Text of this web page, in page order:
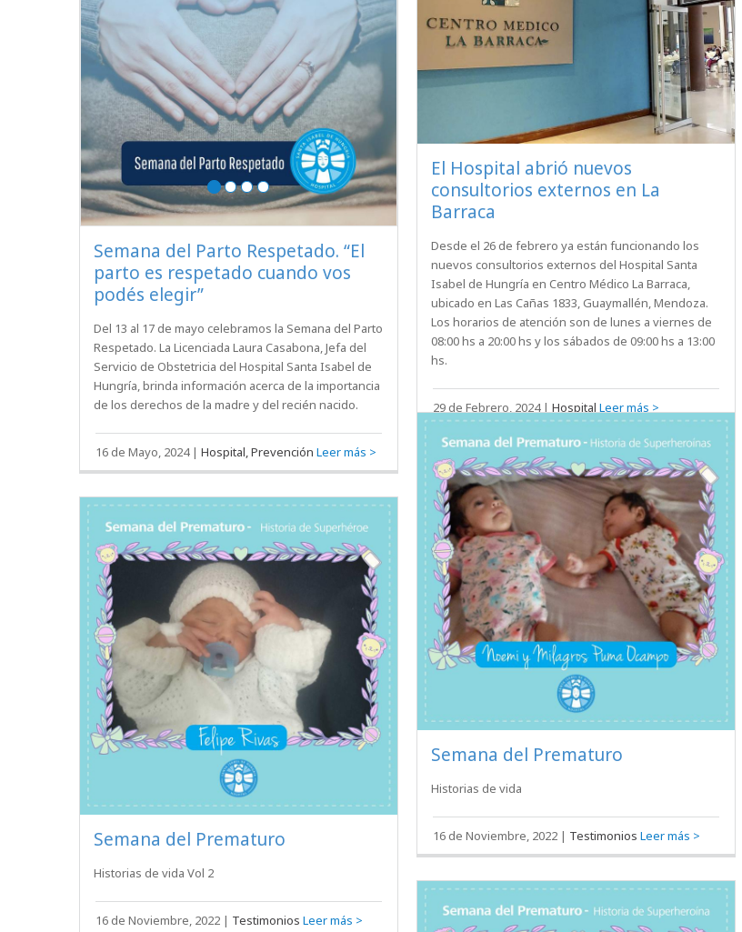
Semana del Parto Respetado. “El
parto es respetado cuando vos
podés elegir”
Del 13 al 17 de mayo celebramos la Semana del Parto
Respetado. La Licenciada Laura Casabona, Jefa del
Servicio de Obstetricia del Hospital Santa Isabel de
Hungría, brinda información acerca de la importancia
de los derechos de la madre y del recién nacido.
16 de Mayo, 2024|Hospital, Prevención
El Hospital abrió nuevos
consultorios externos en La
Barraca
Desde el 26 de febrero ya están funcionando los
nuevos consultorios externos del Hospital Santa
Isabel de Hungría en Centro Médico La Barraca,
ubicado en Las Cañas 1833, Guaymallén, Mendoza.
Los horarios de atención son de lunes a viernes de
08:00 hs a 20:00 hs y los sábados de 09:00 hs a 13:00
hs.
29 de Febrero, 2024 |Hospital Leer más >
Semana del Prematuro
Historias de vida
16 de Noviembre, 2022 | Testimonios Leer más >
Semana del Prematuro
Historias de vida Vol 2
16 de Noviembre, 2022 | Testimonios Leer más >